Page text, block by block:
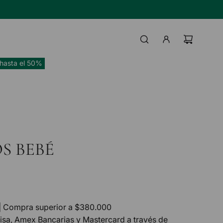
BANCO HIPOTECARIO
el 50%
BEBÉ
| Compra superior a $380.000
Amex Bancarias y Mastercard a través de